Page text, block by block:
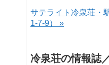
サテライト冷泉荘・
1-7-9） »
冷泉荘の情報誌